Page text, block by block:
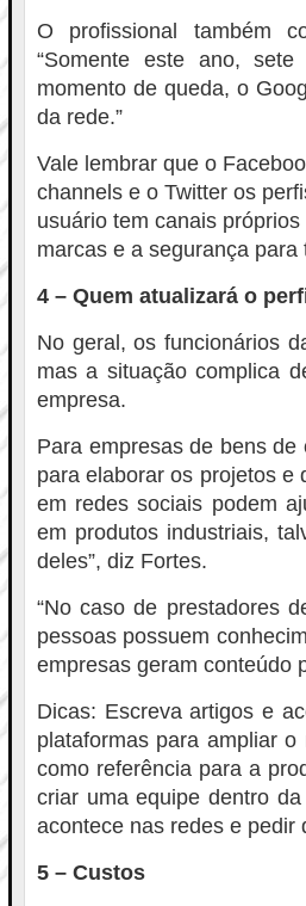
O profissional também
“Somente este ano,
momento de queda, o
da rede.”
Vale lembrar que o
channels e o Twitter os
usuário tem canais
marcas e a segurança
4 – Quem atualizará o
No geral, os funcionários
mas a situação complica
empresa.
Para empresas de bens
para elaborar os projetos e
em redes sociais podem
em produtos industriais,
deles”, diz Fortes.
“No caso de prestadores
pessoas possuem
empresas geram conteúdo
Dicas: Escreva artigos e
plataformas para ampliar
como referência para a
criar uma equipe dentro
acontece nas redes e pedir
5 – Custos